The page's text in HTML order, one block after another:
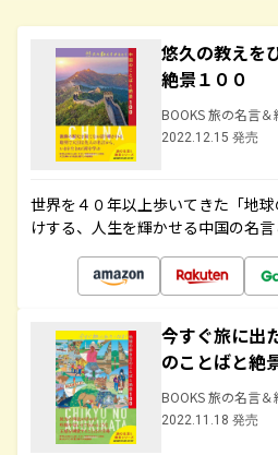
悠久の教えを
絶景１００
BOOKS 旅の名言＆
2022.12.15 発売
世界を４０年以上歩いてきた「地
けする、人生を輝かせる中国の名
今すぐ旅に出
のことばと絶
BOOKS 旅の名言＆
2022.11.18 発売